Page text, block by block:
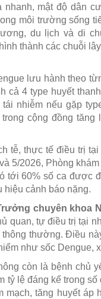
nhanh, mật độ dân
môi trường sống
du lịch và di
thành các chuỗi
lưu hành theo
cả 4 type huyết
nhiễm nếu gặp
cộng đồng
tễ, thực tế điều trị
5/2026, Phòng
tới 60% số ca được
hiệu cảnh báo nặng.
chuyên khoa
quan, tự điều trị tại
thông thường. Điều
như sốc Dengue,
còn là bệnh chủ
tỷ lệ đáng kể trong
mạch, tăng huyết